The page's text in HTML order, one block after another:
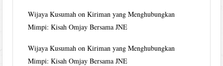
Wijaya Kusumah onKiriman yang Menghubungkan
Mimpi: Kisah Omjay Bersama JNE
Wijaya Kusumah onKiriman yang Menghubungkan
Mimpi: Kisah Omjay Bersama JNE